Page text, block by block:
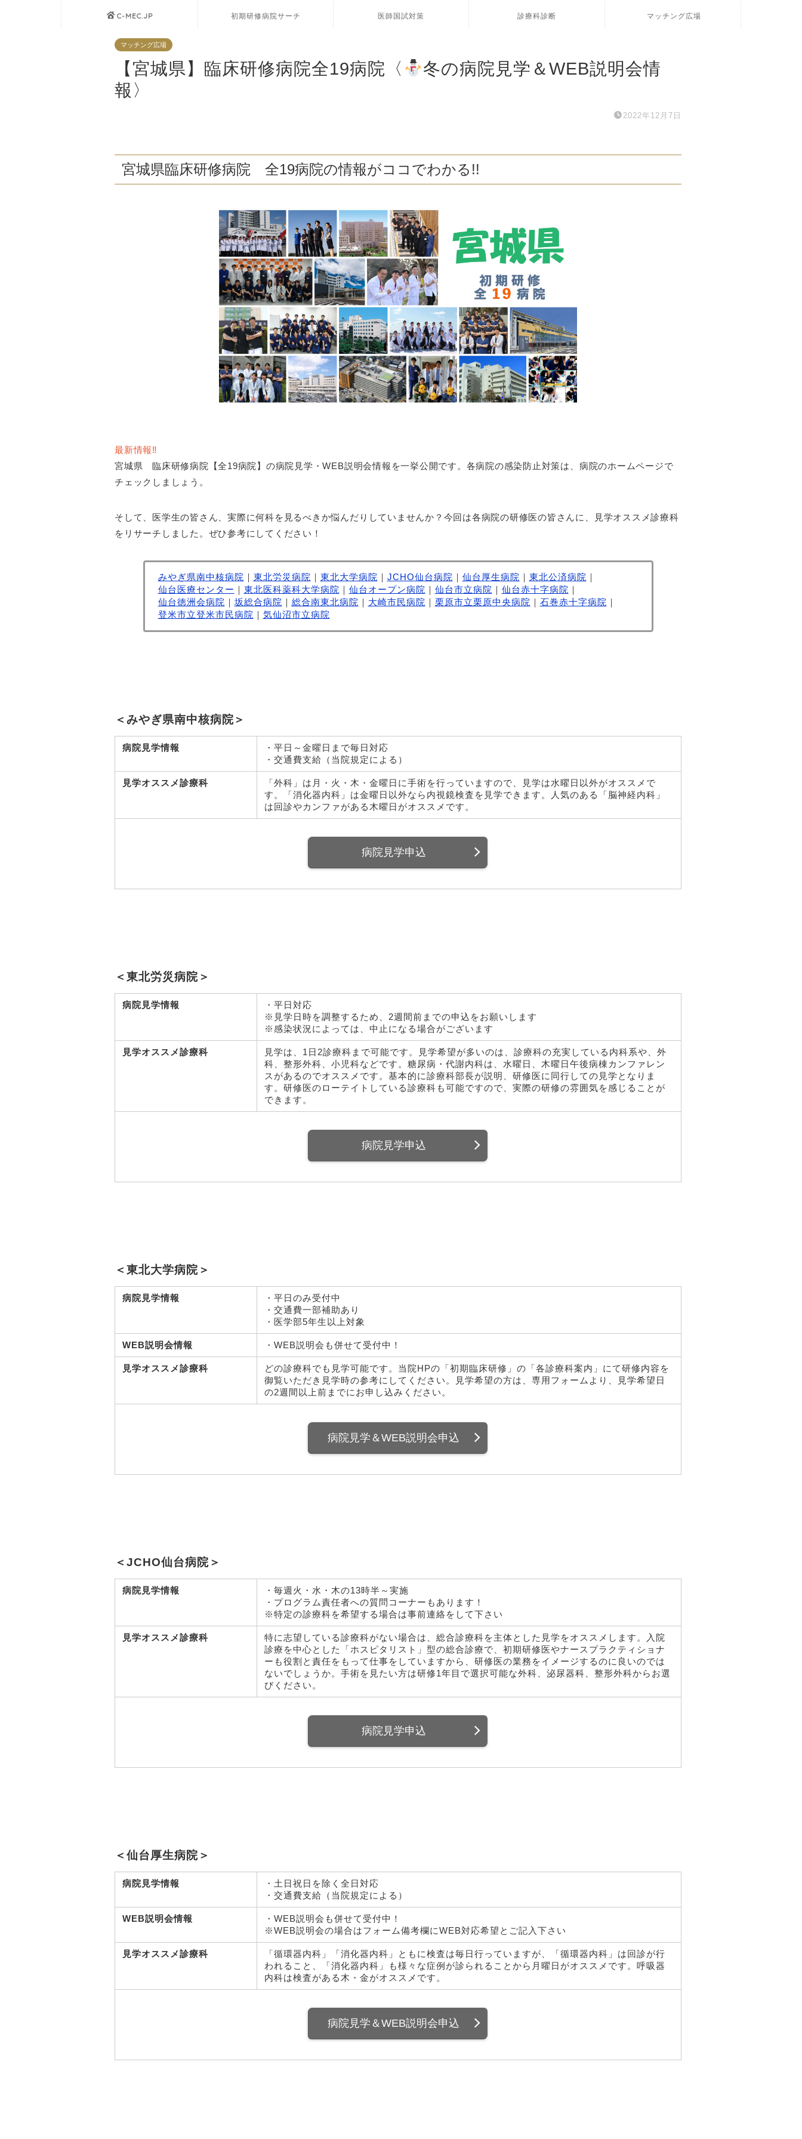
C-MEC.JP 初期研修病院サーチ 医師国試対策 診療科診断 マッチング広場
マッチング広場
【宮城県】臨床研修病院全19病院〈
冬の病院見学＆WEB説明会情
報〉
2022年12月7日
宮城県臨床研修病院 全19病院の情報がココでわかる!!
最新情報‼
宮城県 臨床研修病院【全19病院】の病院見学・WEB説明会情報を一挙公開です。各病院の感染防止対策は、病院のホームページで
チェックしましょう。
そして、医学生の皆さん、実際に何科を見るべきか悩んだりしていませんか？今回は各病院の研修医の皆さんに、見学オススメ診療科
をリサーチしました。ぜひ参考にしてください！
みやぎ県南中核病院 ｜ 東北労災病院 ｜ 東北大学病院 ｜ JCHO仙台病院 ｜ 仙台厚生病院 ｜ 東北公済病院 ｜
仙台医療センター ｜ 東北医科薬科大学病院 ｜ 仙台オープン病院 ｜ 仙台市立病院 ｜ 仙台赤十字病院 ｜
仙台徳洲会病院 ｜ 坂総合病院 ｜ 総合南東北病院 ｜ 大崎市民病院 ｜ 栗原市立栗原中央病院 ｜ 石巻赤十字病院 ｜
登米市立登米市民病院 ｜ 気仙沼市立病院
＜みやぎ県南中核病院＞
病院見学情報
・平日～金曜日まで毎日対応
・交通費支給（当院規定による）
見学オススメ診療科
「外科」は月・火・木・金曜日に手術を行っていますので、見学は水曜日以外がオススメで
す。「消化器内科」は金曜日以外なら内視鏡検査を見学できます。人気のある「脳神経内科」
は回診やカンファがある木曜日がオススメです。
病院見学申込
＜東北労災病院＞
病院見学情報
・平日対応
※見学日時を調整するため、2週間前までの申込をお願いします
※感染状況によっては、中止になる場合がございます
見学オススメ診療科
見学は、1日2診療科まで可能です。見学希望が多いのは、診療科の充実している内科系や、外
科、整形外科、小児科などです。糖尿病・代謝内科は、水曜日、木曜日午後病棟カンファレン
スがあるのでオススメです。基本的に診療科部長が説明、研修医に同行しての見学となりま
す。研修医のローテイトしている診療科も可能ですので、実際の研修の雰囲気を感じることが
できます。
病院見学申込
＜東北大学病院＞
病院見学情報
・平日のみ受付中
・交通費一部補助あり
・医学部5年生以上対象
WEB説明会情報 ・WEB説明会も併せて受付中！
見学オススメ診療科
どの診療科でも見学可能です。当院HPの「初期臨床研修」の「各診療科案内」にて研修内容を
御覧いただき見学時の参考にしてください。見学希望の方は、専用フォームより、見学希望日
の2週間以上前までにお申し込みください。
病院見学＆WEB説明会申込
＜JCHO仙台病院＞
病院見学情報
・毎週火・水・木の13時半～実施
・プログラム責任者への質問コーナーもあります！
※特定の診療科を希望する場合は事前連絡をして下さい
見学オススメ診療科
特に志望している診療科がない場合は、総合診療科を主体とした見学をオススメします。入院
診療を中心とした「ホスピタリスト」型の総合診療で、初期研修医やナースプラクティショナ
ーも役割と責任をもって仕事をしていますから、研修医の業務をイメージするのに良いのでは
ないでしょうか。手術を見たい方は研修1年目で選択可能な外科、泌尿器科、整形外科からお選
びください。
病院見学申込
＜仙台厚生病院＞
病院見学情報
・土日祝日を除く全日対応
・交通費支給（当院規定による）
WEB説明会情報
・WEB説明会も併せて受付中！
※WEB説明会の場合はフォーム備考欄にWEB対応希望とご記入下さい
見学オススメ診療科
「循環器内科」「消化器内科」ともに検査は毎日行っていますが、「循環器内科」は回診が行
われること、「消化器内科」も様々な症例が診られることから月曜日がオススメです。呼吸器
内科は検査がある木・金がオススメです。
病院見学＆WEB説明会申込